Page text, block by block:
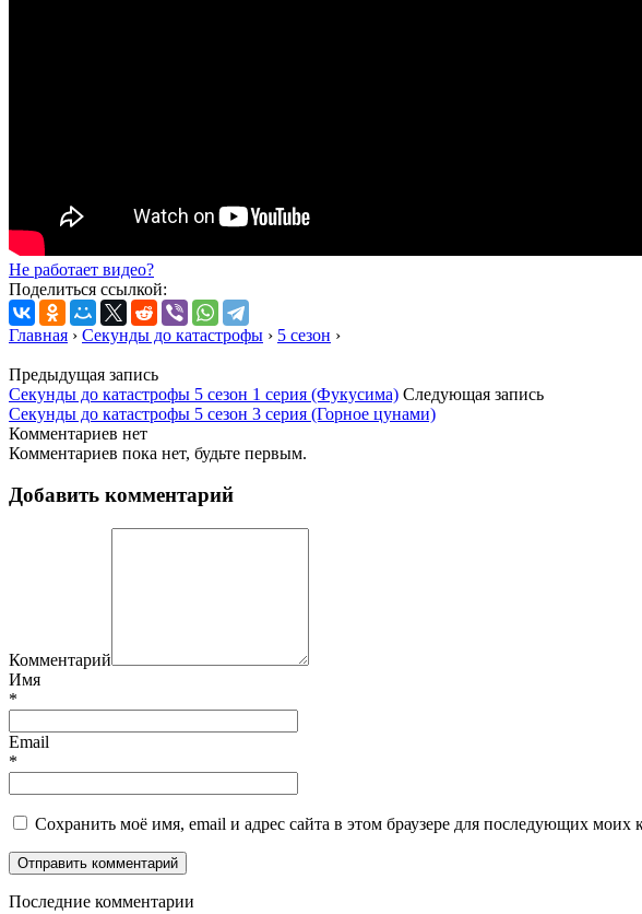
Не работает видео?
Поделиться ссылкой:
Главная › Секунды до катастрофы › 5 сезон ›
Предыдущая запись
Секунды до катастрофы 5 сезон 1 серия (Фукусима) Следующая запись
Секунды до катастрофы 5 сезон 3 серия (Горное цунами)
Комментариев нет
Комментариев пока нет, будьте первым.
Добавить комментарий
Комментарий
Имя
*
Email
*
Сохранить моё имя, email и адрес сайта в этом браузере для последующих моих
Последние комментарии